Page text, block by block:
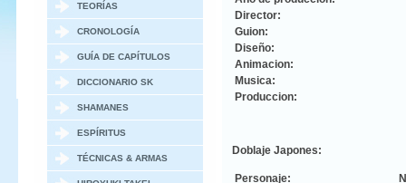
TEORÍAS
CRONOLOGÍA
GUÍA DE CAPÍTULOS
DICCIONARIO SK
SHAMANES
ESPÍRITUS
TÉCNICAS & ARMAS
Director:
Guion:
Diseño:
Animacion:
Musica:
Produccion:
Doblaje Japones:
Personaje: